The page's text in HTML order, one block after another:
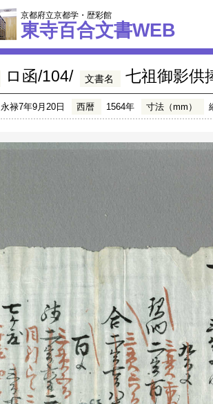
京都府立京都学・歴彩館
東寺百合文書WEB
ロ函/104/ 文書名 七祖御影供
永禄7年9月20日 西暦 1564年 寸法（mm）